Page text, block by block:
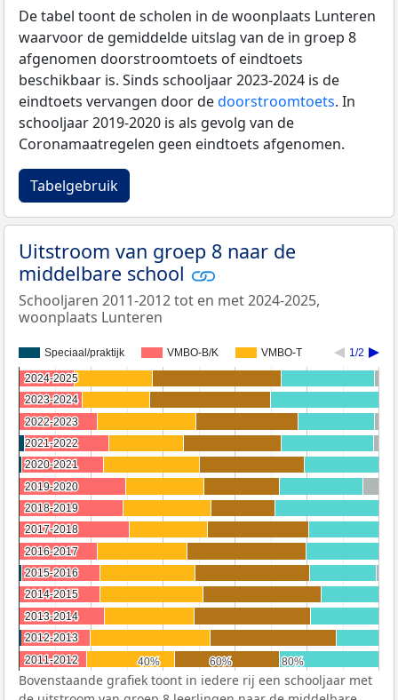
De tabel toont de scholen in de woonplaats Lunteren
waarvoor de gemiddelde uitslag van de in groep 8
afgenomen doorstroomtoets of eindtoets
beschikbaar is. Sinds schooljaar 2023-2024 is de
eindtoets vervangen door dedoorstroomtoets. In
schooljaar 2019-2020 is als gevolg van de
Coronamaatregelen geen eindtoets afgenomen.
Tabelgebruik
Uitstroom van groep 8 naar de
middelbare school
Schooljaren 2011-2012 tot en met 2024-2025,
woonplaats Lunteren
Speciaal/praktijk VMBO-B/K VMBO-T 1/2
40%
40% 60%
60% 80%
80%
2024-2025
2024-2025
2023-2024
2023-2024
2022-2023
2022-2023
2021-2022
2021-2022
2020-2021
2020-2021
2019-2020
2019-2020
2018-2019
2018-2019
2017-2018
2017-2018
2016-2017
2016-2017
2015-2016
2015-2016
2014-2015
2014-2015
2013-2014
2013-2014
2012-2013
2012-2013
2011-2012
2011-2012
Bovenstaande grafiek toont in iedere rij een schooljaar met